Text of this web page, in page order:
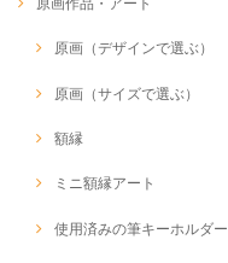
原画（デザインで選ぶ）
原画（サイズで選ぶ）
額縁
ミニ額縁アート
使用済みの筆キーホルダー